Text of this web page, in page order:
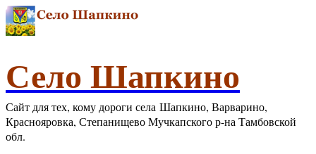
Село Шапкино
Сайт для тех, кому дороги села Шапкино, Варварино,
Краснояровка, Степанищево Мучкапского р-на Тамбовской
обл.